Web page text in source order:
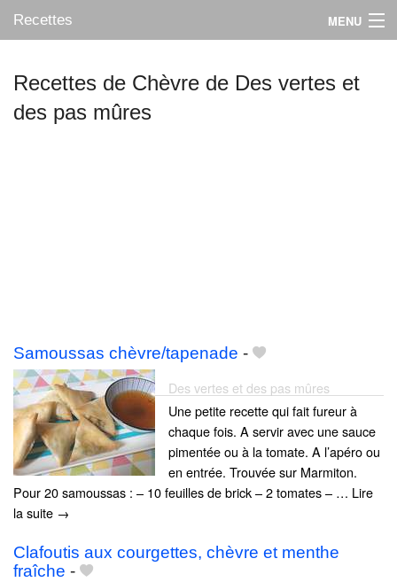
Recettes MENU
Mes blogs préférés
Recettes de Chèvre de Des vertes et
des pas mûres
Samoussas chèvre/tapenade -
Des vertes et des pas mûres
Une petite recette qui fait fureur à
chaque fois. A servir avec une sauce
pimentée ou à la tomate. A l’apéro ou
en entrée. Trouvée sur Marmiton.
Pour 20 samoussas : – 10 feuilles de brick – 2 tomates – … Lire
la suite →
Clafoutis aux courgettes, chèvre et menthe
fraîche -